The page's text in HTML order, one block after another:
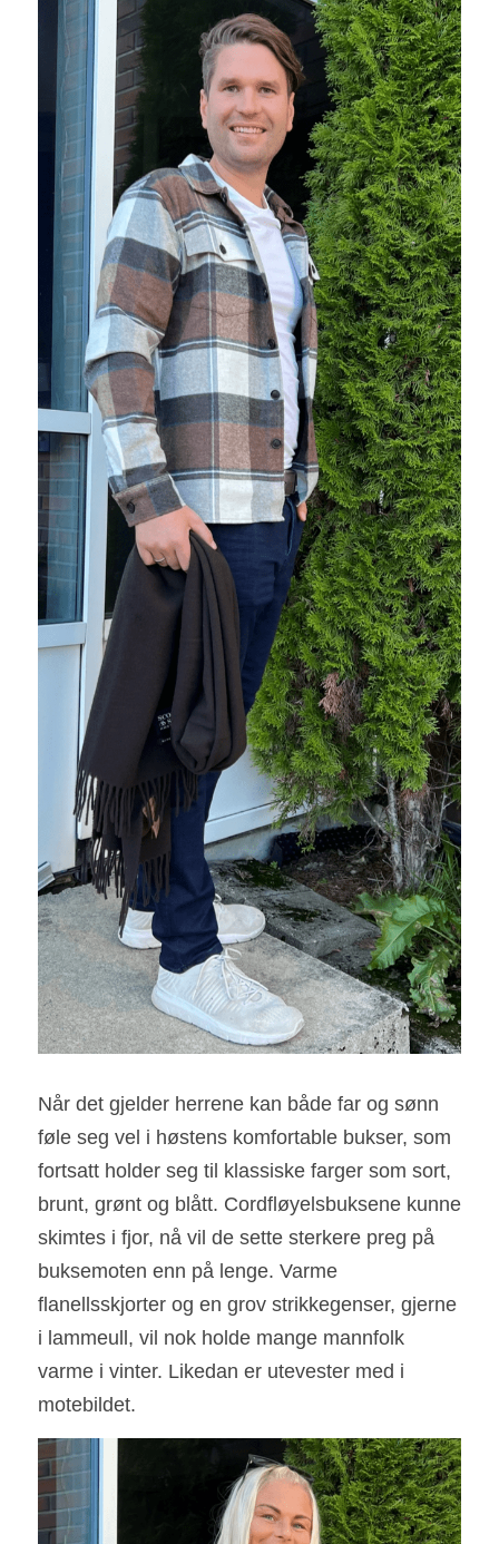
Når det gjelder herrene kan både far og sønn
føle seg vel i høstens komfortable bukser, som
fortsatt holder seg til klassiske farger som sort,
brunt, grønt og blått. Cordfløyelsbuksene kunne
skimtes i fjor, nå vil de sette sterkere preg på
buksemoten enn på lenge. Varme
flanellsskjorter og en grov strikkegenser, gjerne
i lammeull, vil nok holde mange mannfolk
varme i vinter. Likedan er utevester med i
motebildet.